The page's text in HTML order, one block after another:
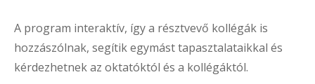
A program interaktív, így a résztvevő kollégák is
hozzászólnak, segítik egymást tapasztalataikkal és
kérdezhetnek az oktatóktól és a kollégáktól.